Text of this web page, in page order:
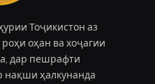
Тоҷикистон аз
оҳан ва хоҷагии
дар пешрафти
нақши ҳалкунанда